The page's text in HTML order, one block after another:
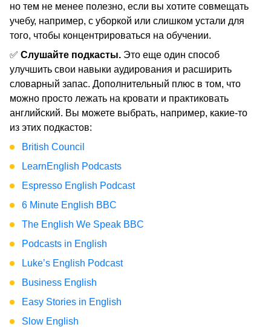
но тем не менее полезно, если вы хотите совмещать
учебу, например, с уборкой или слишком устали для
того, чтобы концентрироваться на обучении.
✅ Слушайте подкасты. Это еще один способ
улучшить свои навыки аудирования и расширить
словарный запас. Дополнительный плюс в том, что
можно просто лежать на кровати и практиковать
английский. Вы можете выбрать, например, какие-то
из этих подкастов:
British Council
LearnEnglish Podcasts
Espresso English Podcast
6 Minute English BBC
The English We Speak BBC
Podcasts in English
Luke’s English Podcast
Business English
Easy Stories in English
Slow English